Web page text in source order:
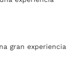
gran experiencia